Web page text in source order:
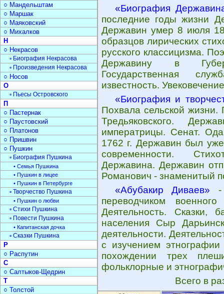
«Биография
последние годы жизни
Державин умер 8 июля
образцов лирических
русского классицизма.
Державину в
Государственная
известность.
«Биография и
Похвала сельской жизни.
Тредьяковского.
императрицы. Сенат.
1762 г. Державин был
современности.
Державина. Державин
Романович - знаменитый
«Абубакир Диваев» -
переводчиком
Деятельность. Сказки,
населения Сыр
деятельности.
с изучением этнографии
похождении трех
фольклорные и
Всего в
○ Мандельштам
○ Маршак
○ Маяковский
○ Михалков
Н
○ Некрасов
▫ Биография Некрасова
▫ Произведения Некрасова
○ Носов
О
▫ Пьесы Островского
П
○ Пастернак
○ Паустовский
○ Платонов
○ Пришвин
○ Пушкин
▫ Биография Пушкина
• Семья Пушкина
• Пушкин в лицее
• Пушкин в Петербурге
▫ Творчество Пушкина
• Пушкин о любви
▫ Стихи Пушкина
▫ Повести Пушкина
• Капитанская дочка
▫ Сказки Пушкина
Р
○ Распутин
С
○ Салтыков-Щедрин
Т
○ Толстой